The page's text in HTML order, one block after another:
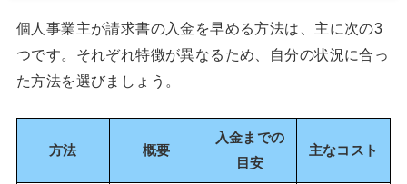
個人事業主が請求書の入金を早める方法は、主に次の3
つです。それぞれ特徴が異なるため、自分の状況に合っ
た方法を選びましょう。
方法 概要
入金までの
目安
主なコスト